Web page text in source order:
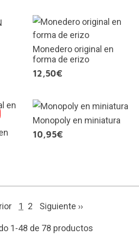
Monedero original en
forma de erizo
12,50€
Monopoly en miniatura
10,95€
1 2 Siguiente ››
1-48 de 78 productos